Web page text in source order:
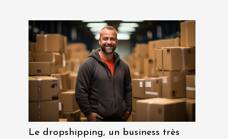
Le dropshipping, un business très